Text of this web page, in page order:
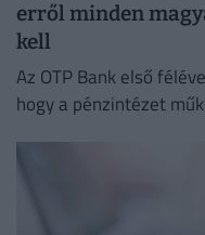
erről minden
kell
Az OTP Bank első
hogy a pénzintézet